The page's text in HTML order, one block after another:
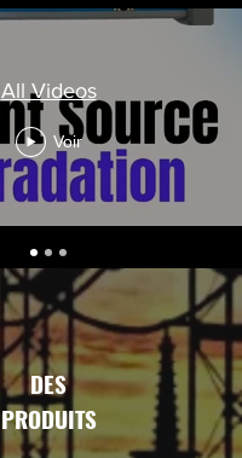
All Videos
Voir
DES
PRODUITS